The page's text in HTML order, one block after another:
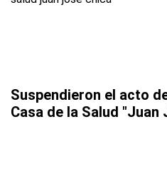
Suspendieron el acto
Casa de la Salud "Juan